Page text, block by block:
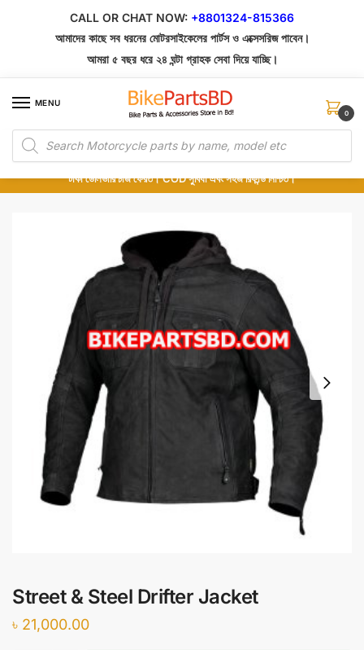
CALL OR CHAT NOW: +8801324-815366
আমাদের কাছে সব ধরনের মোটরসাইকেলের পার্টস ও এক্সেসরিজ পাবেন।
আমরা ৫ বছর ধরে ২৪ ঘন্টা গ্রাহক সেবা দিয়ে যাচ্ছি।
MENU
Products
search
0
১০০% অরিজিনাল পার্টস – শোরুম থেকে সরাসরি সংগ্রহ এবং শুধুমাত্র কুরিয়ার সার্ভিসে ডেলিভারি।
অর্ডার করার পর পার্টের ছবি দেখুন। পছন্দ হলে Cash on Delivery দিন, না হলে ৫ মিনিটে ১৯৯
টাকা ডেলিভারি চার্জ ফেরত। COD সুবিধা এবং সহজ রিফান্ড নিশ্চিত।
Street & Steel Drifter Jacket
৳ 21,000.00